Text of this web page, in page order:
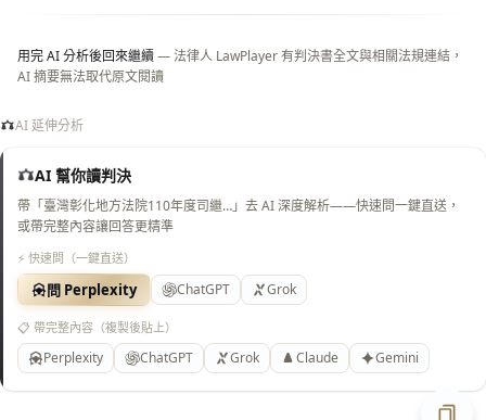
用完 AI 分析後回來繼續— 法律人 LawPlayer 有判決書全文與相關法規連結，
AI 摘要無法取代原文閱讀
AI 延伸分析
AI 幫你讀判決
帶「臺灣彰化地方法院110年度司繼…」去 AI 深度解析——快速問一鍵直送，
或帶完整內容讓回答更精準
⚡ 快速問（一鍵直送）
問 Perplexity ChatGPT Grok
📋 帶完整內容（複製後貼上）
Perplexity ChatGPT Grok Claude Gemini